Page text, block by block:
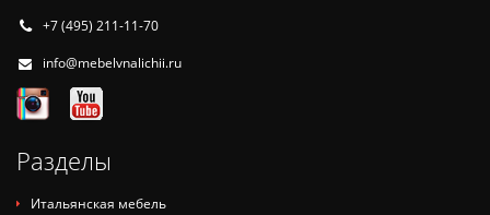
+7 (495) 211-11-70
info@mebelvnalichii.ru
Разделы
Итальянская мебель